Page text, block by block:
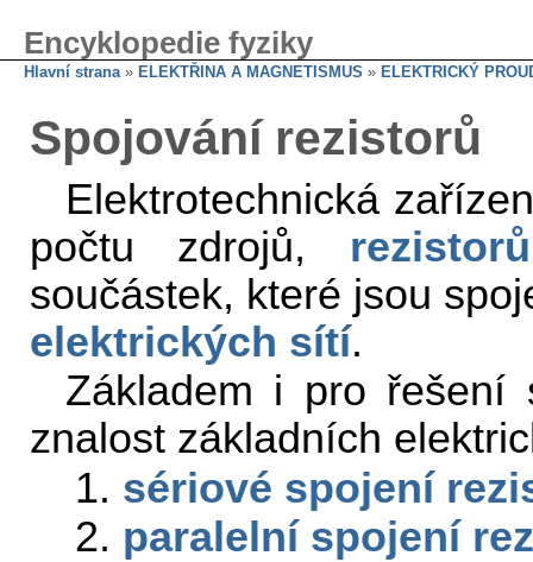
Encyklopedie fyziky
Hlavní strana» ELEKTŘINA A MAGNETISMUS » ELEKTRICKÝ
Spojování rezistorů
Elektrotechnická
počtu zdrojů, rezistorů
součástek, které jsou
elektrických sítí.
Základem i pro řešení
znalost základních
1. sériové spojení
2. paralelní spojení